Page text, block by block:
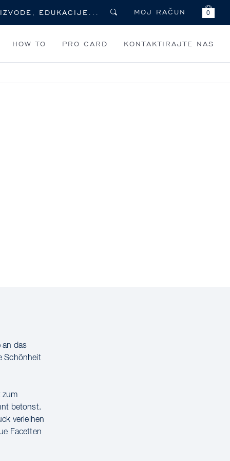
MOJ RAČUN 0
HOW TO PRO CARD KONTAKTIRAJTE NAS
an das
Schönheit
zum
betonst.
verleihen
Facetten